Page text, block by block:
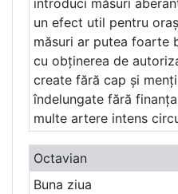
introduci măsuri
un efect util pentru
măsuri ar putea foarte
cu obținerea de
create fără cap și
îndelungate fără
multe artere intens
Octavian
Buna ziua